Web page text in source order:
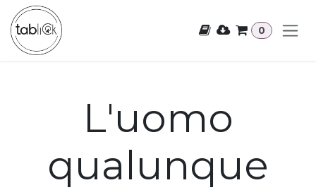
Passa al contenuto
0
L'uomo
qualunque